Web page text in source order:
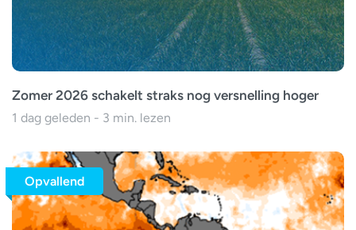
Zomer 2026 schakelt straks nog versnelling hoger
1 dag geleden - 3 min. lezen
Opvallend